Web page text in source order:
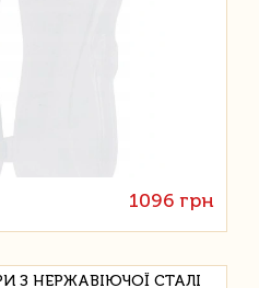
1096 грн
З НЕРЖАВІЮЧОЇ СТАЛІ